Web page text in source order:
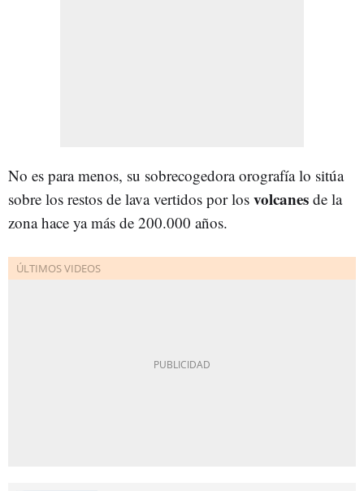
No es para menos, su sobrecogedora orografía lo sitúa
sobre los restos de lava vertidos por los volcanes de la
zona hace ya más de 200.000 años.